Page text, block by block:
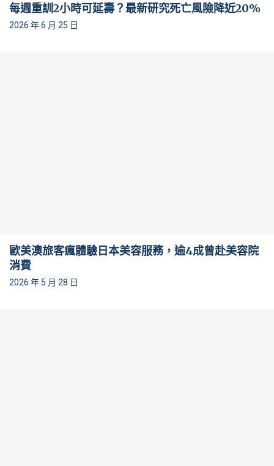
每週重訓2小時可延壽？最新研究死亡風險降近20%
2026 年 6 月 25 日
歐美澳旅客瘋體驗日本美容服務，逾4成曾赴美容院
消費
2026 年 5 月 28 日